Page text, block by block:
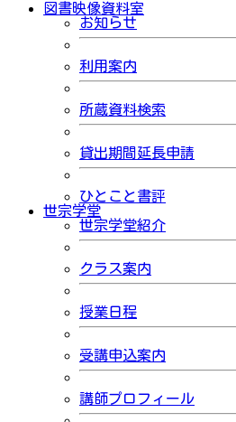
図書映像資料室
お知らせ
利用案内
所蔵資料検索
貸出期間延長申請
ひとこと書評
世宗学堂
世宗学堂紹介
クラス案内
授業日程
受講申込案内
講師プロフィール